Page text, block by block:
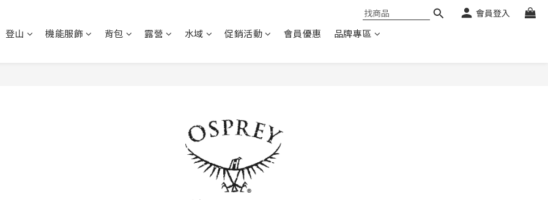
會員登入
登山 機能服飾 背包 露營 水域 促銷活動 會員優惠 品牌專區